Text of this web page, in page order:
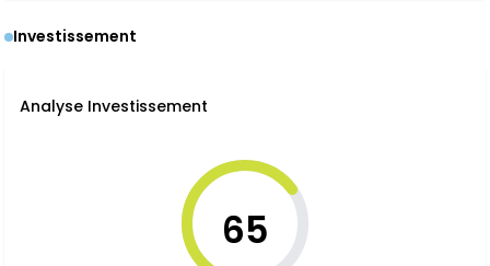
Investissement
Analyse Investissement
65